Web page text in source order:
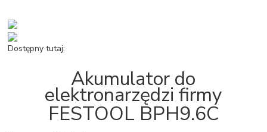
Dostępny tutaj:
Akumulator do
elektronarzędzi firmy
FESTOOL BPH9.6C